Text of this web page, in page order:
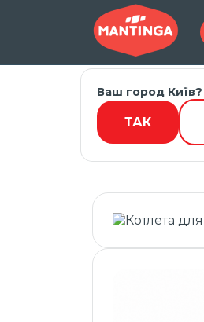
Ваш город Київ?
ТАК
Введите запрос ...